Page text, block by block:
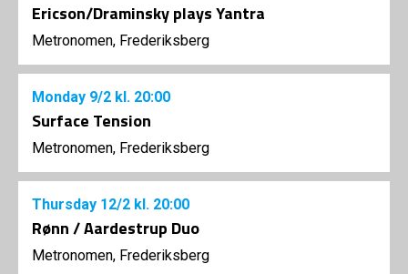
Ericson/Draminsky plays Yantra
Metronomen, Frederiksberg
Monday 9/2 kl. 20:00
Surface Tension
Metronomen, Frederiksberg
Thursday 12/2 kl. 20:00
Rønn / Aardestrup Duo
Metronomen, Frederiksberg